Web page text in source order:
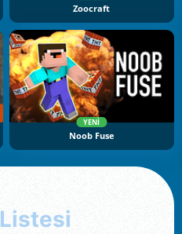
Zoocraft
YENI
Noob Fuse
Listesi